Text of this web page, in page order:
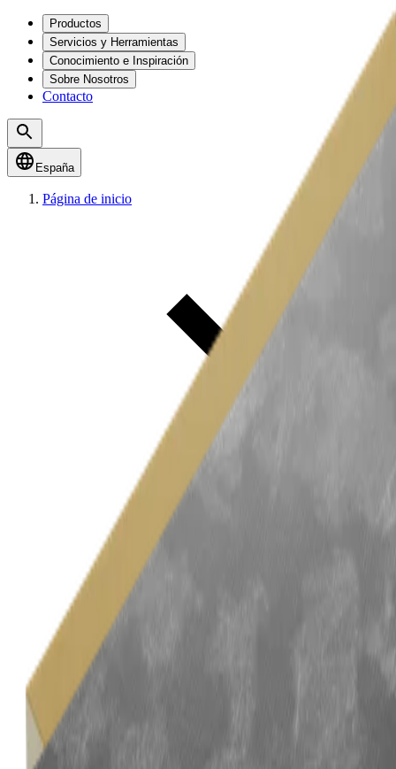
Productos
Servicios y Herramientas
Conocimiento e Inspiración
Sobre Nosotros
Contacto
España
Página de inicio